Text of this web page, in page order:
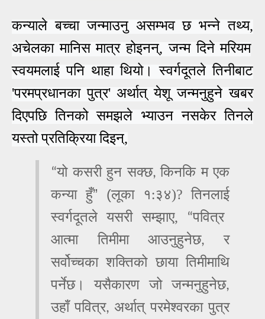
कन्याले बच्चा जन्माउनु असम्भव छ भन्ने तथ्य,
अचेलका मानिसमात्र होइनन्,जन्म दिने मरियम
स्वयमलाई पनि थाहा थियो।स्वर्गदूतले तिनीबाट
'परमप्रधानका पुत्र'अर्थात्येशू जन्मनुहुने खबर
दिएपछि तिनको समझले भ्याउन नसकेर तिनले
यस्तो प्रतिक्रिया दिइन्,
“यो कसरी हुन सक्‍छ,किनकि म एक
कन्‍या हुँ” (लूका १:३४)? तिनलाई
स्वर्गदूतले यसरी सम्झाए, “पवित्र
आत्‍मा तिमीमा आउनुहुनेछ,र
सर्वोच्‍चका शक्तिको छाया तिमीमाथि
पर्नेछ। यसैकारण जो जन्‍मनुहुनेछ,
उहाँ पवित्र, अर्थात्‌ परमेश्‍वरका पुत्र